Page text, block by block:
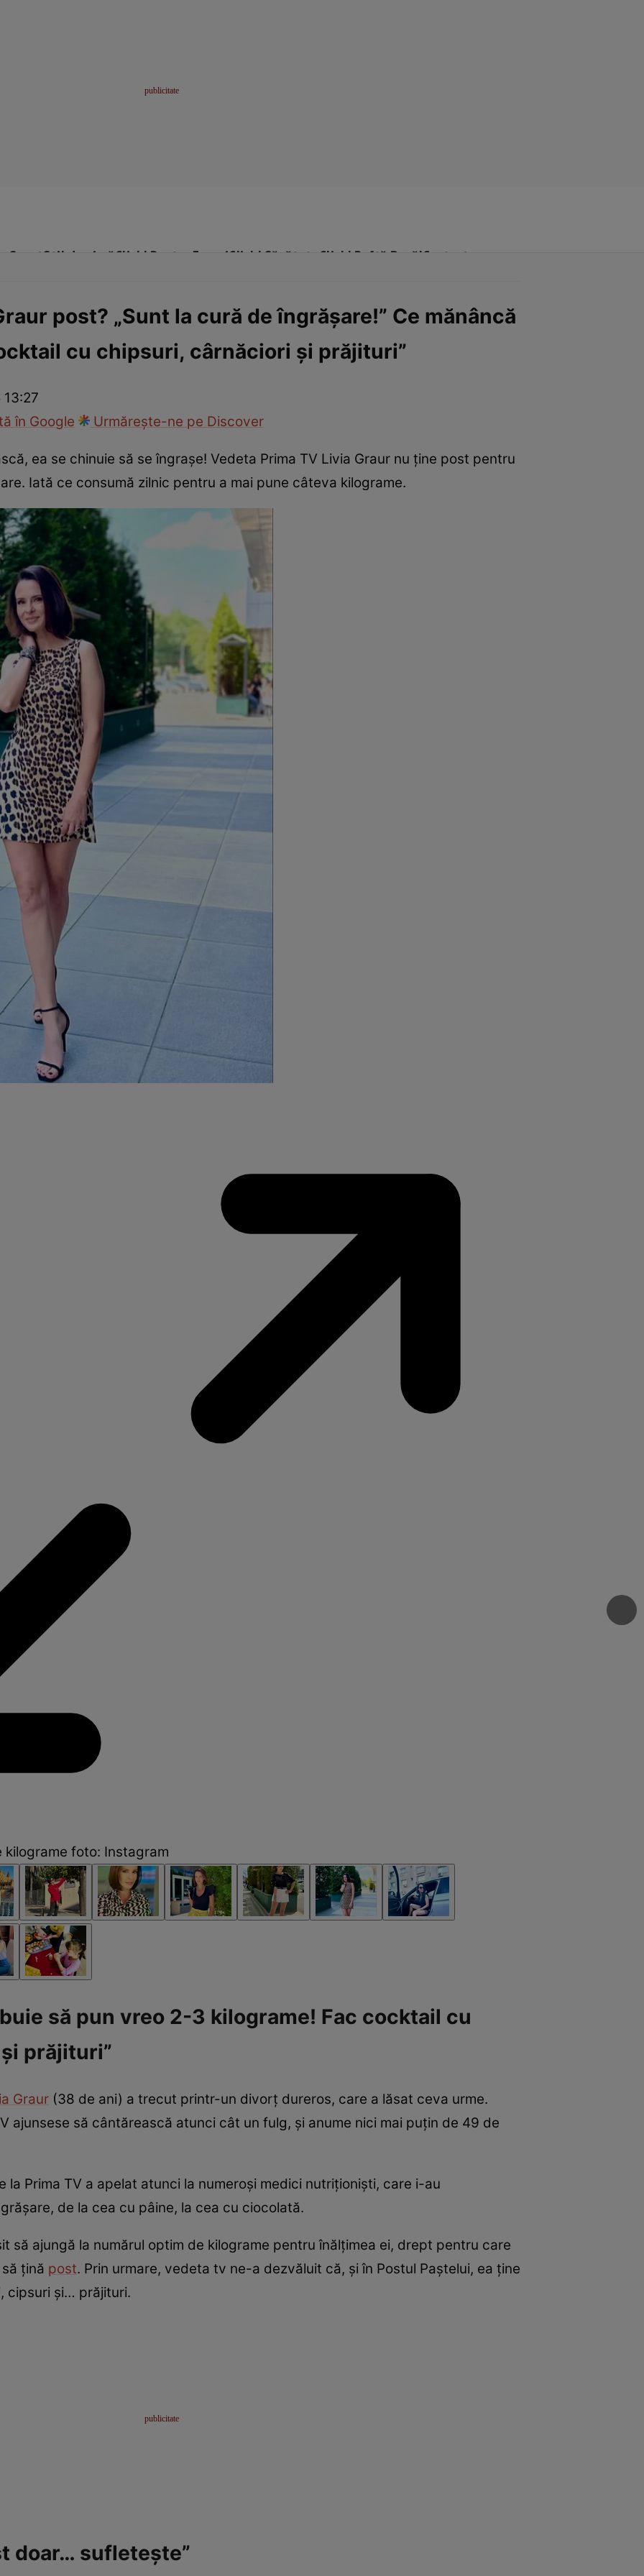
SportStil de viațăClick! Pentru FemeiClick! Sănătate Click! Poftă Bună!Contact
Paparazzii Click!
post? „Sunt la cură de îngrășare!” Ce mănâncă
cu chipsuri, cârnăciori și prăjituri”
în Google
Urmărește-ne pe Discover
ea se chinuie să se îngrașe! Vedeta Prima TV Livia Graur nu ține post pentru
Iată ce consumă zilnic pentru a mai pune câteva kilograme.
kilograme foto: Instagram
să pun vreo 2-3 kilograme! Fac cocktail cu
prăjituri”
Graur (38 de ani) a trecut printr-un divorț dureros, care a lăsat ceva urme.
ajunsese să cântărească atunci cât un fulg, și anume nici mai puțin de 49 de
la Prima TV a apelat atunci la numeroși medici nutriționiști, care i-au
de la cea cu pâine, la cea cu ciocolată.
să ajungă la numărul optim de kilograme pentru înălțimea ei, drept pentru care
țină post. Prin urmare, vedeta tv ne-a dezvăluit că, și în Postul Paștelui, ea ține
cipsuri și… prăjituri.
doar… sufletește”